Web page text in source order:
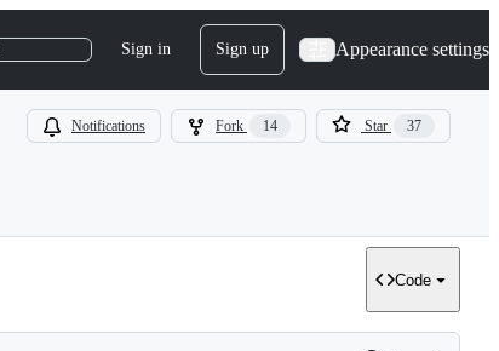
Sign in Sign up Appearance settings
Notifications Fork 14 Star 37
Code